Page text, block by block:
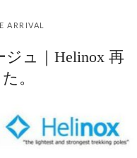
ARRIVAL
ュ｜Helinox 再
。